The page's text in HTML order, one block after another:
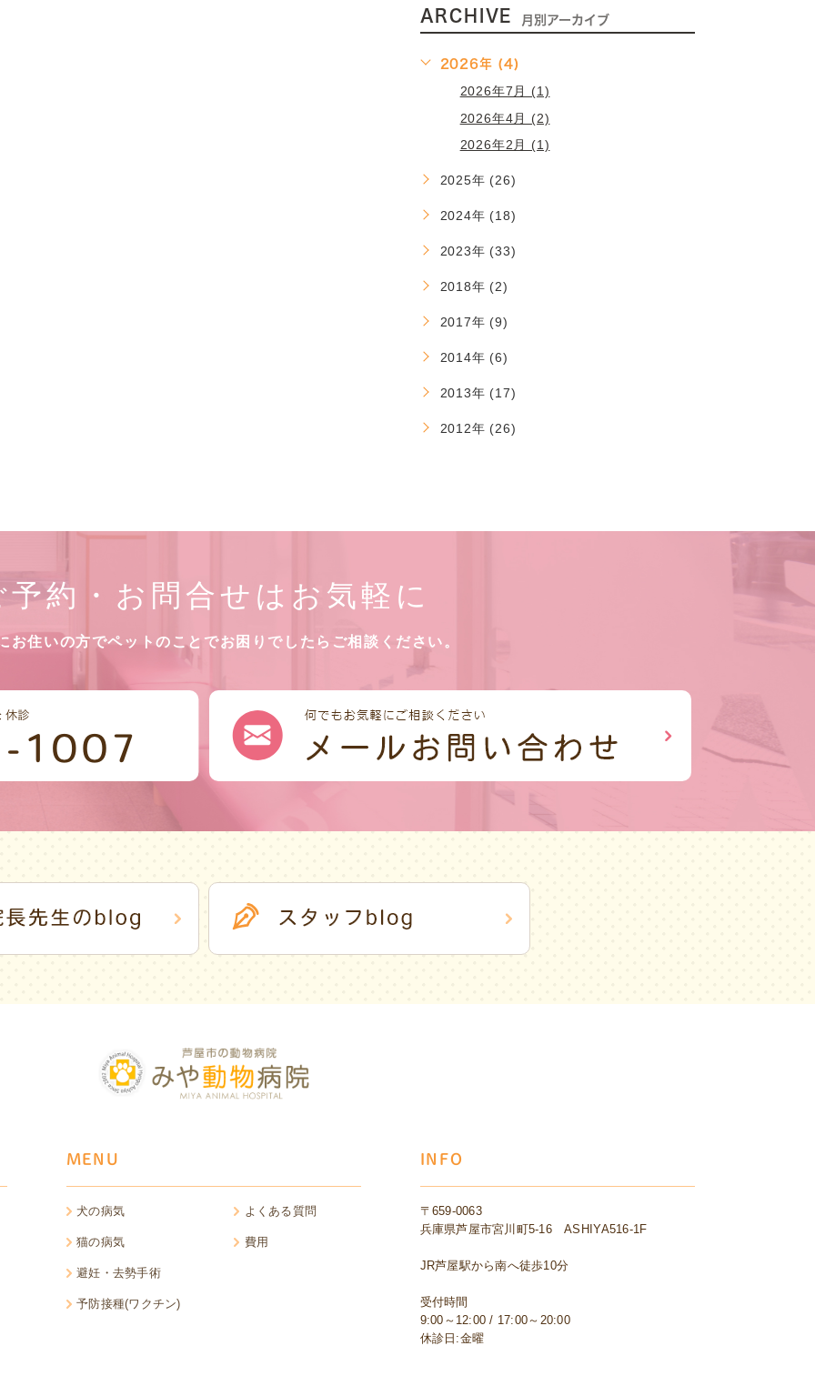
ARCHIVE 月別アーカイブ
2026年 (4)
2026年7月 (1)
2026年4月 (2)
2026年2月 (1)
2025年 (26)
2024年 (18)
2023年 (33)
2018年 (2)
2017年 (9)
2014年 (6)
2013年 (17)
2012年 (26)
予約・お問合せはお気軽に
お住いの方でペットのことでお困りでしたらご相談ください。
MENU
犬の病気
猫の病気
避妊・去勢手術
予防接種(ワクチン)
よくある質問
費用
INFO
〒659-0063
兵庫県芦屋市宮川町5-16 ASHIYA516-1F
JR芦屋駅から南へ徒歩10分
受付時間
9:00～12:00 / 17:00～20:00
休診日:金曜